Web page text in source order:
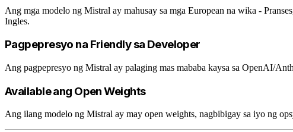
Ang mga modelo ng Mistral ay mahusay sa mga European na wika -
Ingles.
Pagpepresyo na Friendly sa Developer
Ang pagpepresyo ng Mistral ay palaging mas mababa kaysa sa OpenAI/
Available ang Open Weights
Ang ilang modelo ng Mistral ay may open weights, nagbibigay sa iyo ng